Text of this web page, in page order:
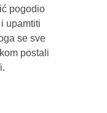
pogodio
upamtiti
se sve
postali